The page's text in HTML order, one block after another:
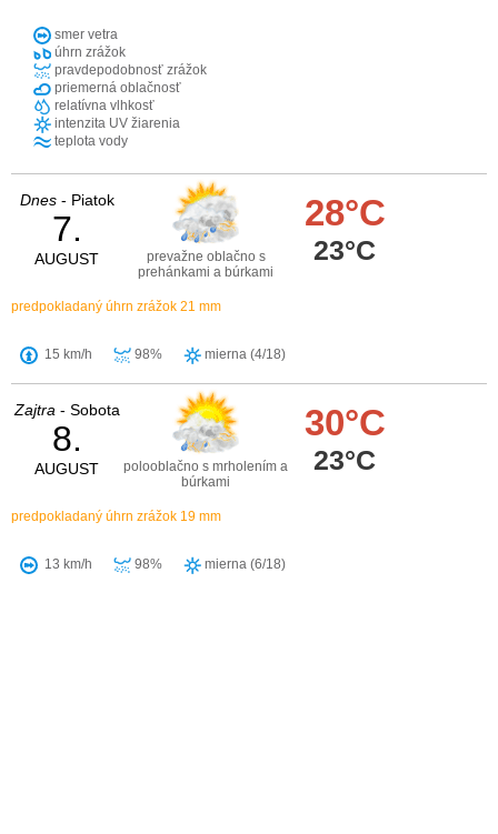
smer vetra
úhrn zrážok
pravdepodobnosť zrážok
priemerná oblačnosť
relatívna vlhkosť
intenzita UV žiarenia
teplota vody
Dnes- Piatok
7.
AUGUST
prevažne oblačno s
prehánkami a búrkami
28°C
23°C
predpokladaný úhrn zrážok 21 mm
15 km/h 98% mierna (4/18)
Zajtra - Sobota
8.
AUGUST
polooblačno s mrholením a
búrkami
30°C
23°C
predpokladaný úhrn zrážok 19 mm
13 km/h 98% mierna (6/18)